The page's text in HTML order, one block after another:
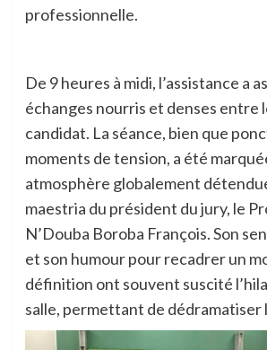
professionnelle.
De 9 heures à midi, l’assistance a
échanges nourris et denses entre
candidat. La séance, bien que
moments de tension, a été
atmosphère globalement
maestria du président du jury, le
N’Douba Boroba François. Son
et son humour pour recadrer un
définition ont souvent suscité
salle, permettant de dédramatiser